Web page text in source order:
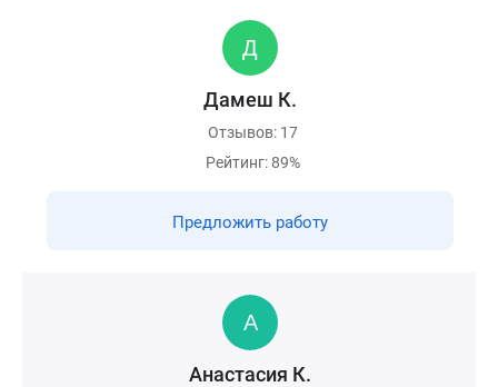
Дамеш К.
Отзывов: 17
Рейтинг: 89%
Предложить работу
Анастасия К.